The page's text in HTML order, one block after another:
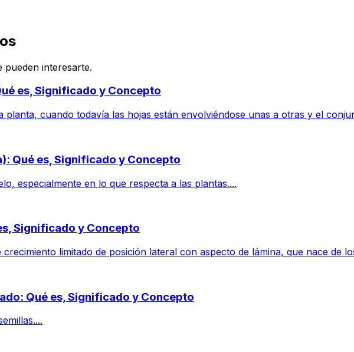
pueden interesarte.
es, Significado y Concepto
planta, cuando todavía las hojas están envolviéndose unas a otras y el
Qué es, Significado y Concepto
especialmente en lo que respecta a las plantas....
Significado y Concepto
limitado de posición lateral con aspecto de lámina, que nace de
Qué es, Significado y Concepto